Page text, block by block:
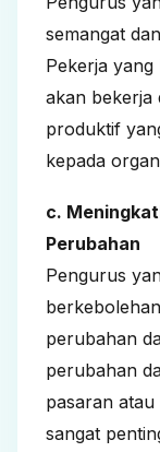
semangat
Pekerja
akan bekerja
produktif
kepada
c.
Perubahan
Pengurus
perubahan
perubahan
pasaran
sangat